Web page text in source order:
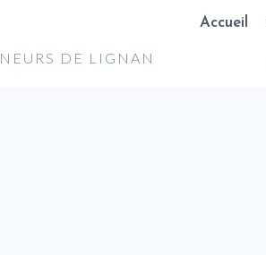
DE LIGNAN
Accueil